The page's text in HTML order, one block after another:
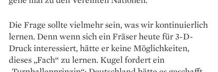
Die Frage sollte vielmehr sein, was wir kontinuierlich
lernen. Denn wenn sich ein Fräser heute für 3-D-
Druck interessiert, hätte er keine Möglichkeiten,
dieses „Fach“ zu lernen. Kugel fordert ein